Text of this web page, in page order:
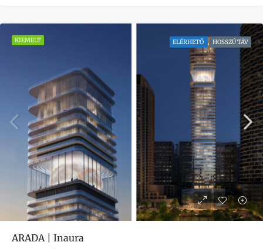
KIEMELT ELÉRHETŐ HOSSZÚ TÁV
ARADA | Inaura